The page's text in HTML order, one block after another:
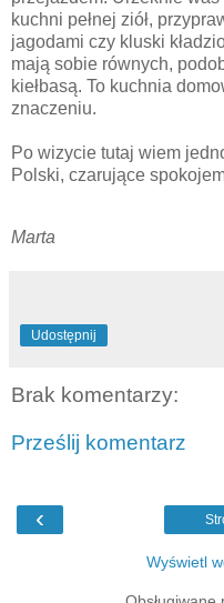
kuchni pełnej ziół,
jagodami czy kluski
mają sobie równych,
kiełbasą. To kuchnia
znaczeniu.
Po wizycie tutaj wiem
Polski, czarujące
Marta
Udostępnij
Brak komentarzy:
Prześlij komentarz
‹
Wyświetl